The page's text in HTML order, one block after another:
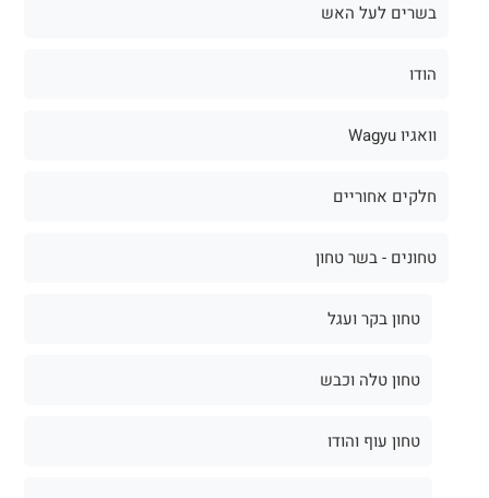
בשרים לעל האש
הודו
וואגיו Wagyu
חלקים אחוריים
טחונים - בשר טחון
טחון בקר ועגל
טחון טלה וכבש
טחון עוף והודו